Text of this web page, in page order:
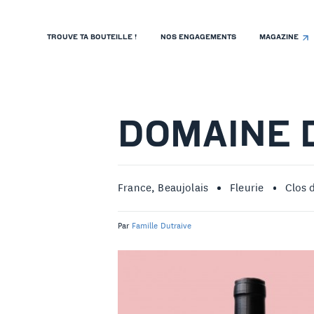
TROUVE TA BOUTEILLE ! NOS ENGAGEMENTS MAGAZINE
DOMAINE
France, Beaujolais Fleurie Clos
Par Famille Dutraive